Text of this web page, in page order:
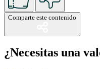
Comparte este contenido
¿Necesitas una